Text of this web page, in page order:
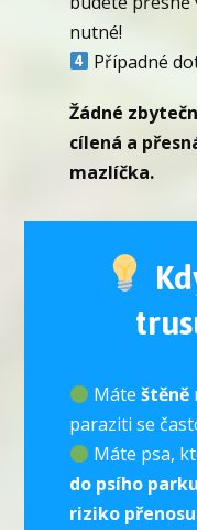
nutné!
Případné
Žádné
cílená a
mazlíčka.
Máte štěně
paraziti se
Máte psa,
do psího parku
riziko